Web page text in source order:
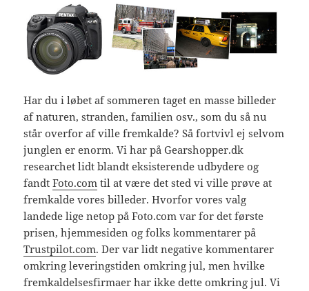
Har du i løbet af sommeren taget en masse billeder
af naturen, stranden, familien osv., som du så nu
står overfor af ville fremkalde? Så fortvivl ej selvom
junglen er enorm. Vi har på Gearshopper.dk
researchet lidt blandt eksisterende udbydere og
fandtFoto.com til at være det sted vi ville prøve at
fremkalde vores billeder. Hvorfor vores valg
landede lige netop på Foto.com var for det første
prisen, hjemmesiden og folks kommentarer på
Trustpilot.com. Der var lidt negative kommentarer
omkring leveringstiden omkring jul, men hvilke
fremkaldelsesfirmaer har ikke dette omkring jul. Vi